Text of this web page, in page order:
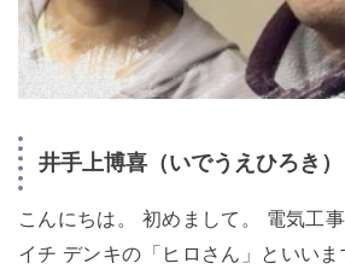
井手上博喜（いでうえひろき）
こんにちは。 初めまして。 電気工
イチ デンキの「ヒロさん」といい